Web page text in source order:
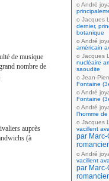
de musique
nombre de
auprès
(à
André
Jacques
dernier,
botanique
André
américain
Jacques
nucléaire
saoudite
Jean-
Fontaine
André
Fontaine
André
l’homme
Jacques
vacillent
par Marc-
André
vacillent
par Marc-